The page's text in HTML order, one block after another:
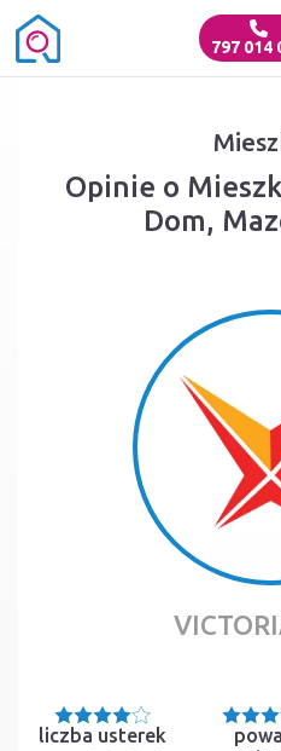
797 014
Opinie o
Dom,
liczba usterek